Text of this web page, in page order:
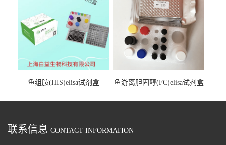
鱼组胺(HIS)elisa试剂盒 鱼游离胆固醇(FC)elisa试剂盒
联系信息 CONTACT INFORMATION